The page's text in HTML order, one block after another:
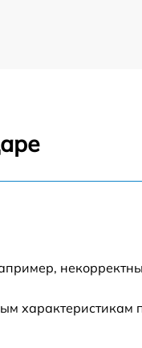
характеристикам